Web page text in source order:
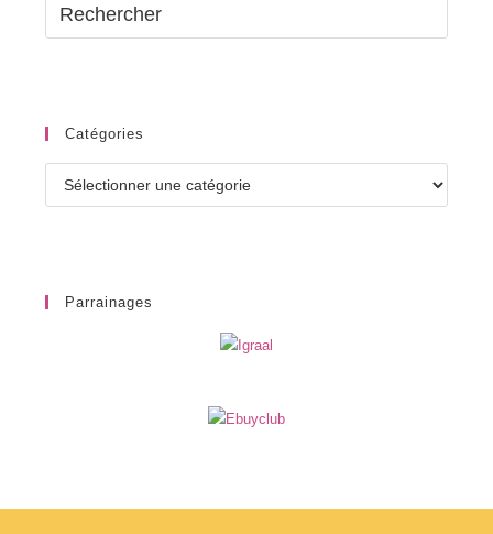
Catégories
Parrainages